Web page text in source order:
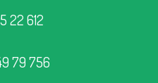
22 612
79 756